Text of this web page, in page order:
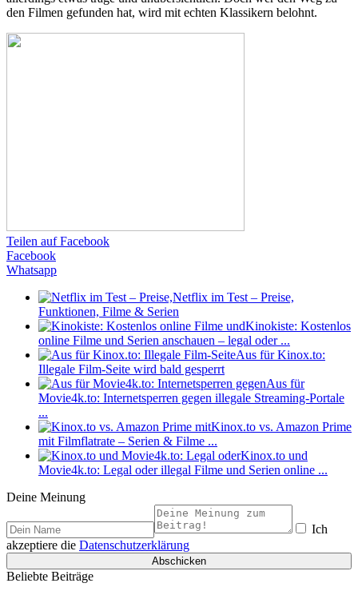
den Filmen gefunden hat, wird mit echten Klassikern belohnt.
Teilen auf Facebook
Facebook
Whatsapp
Netflix im Test – Preise,
Funktionen, Filme & Serien
Kinokiste: Kostenlos
online Filme und Serien anschauen – legal oder ...
Aus für Kinox.to:
Illegale Film-Seite wird bald gesperrt
Aus für
Movie4k.to: Internetsperren gegen illegale Streaming-Portale
...
Kinox.to vs. Amazon Prime
mit Filmflatrate – Serien & Filme ...
Kinox.to und
Movie4k.to: Legal oder illegal Filme und Serien online ...
Deine Meinung
Ich
akzeptiere die Datenschutzerklärung
Beliebte Beiträge